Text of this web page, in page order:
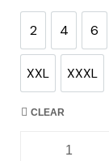
2
2
4
4
6
6
XXL
XXL
XXXL
XXXL
CLEAR